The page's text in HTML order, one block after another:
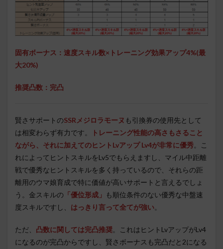
固有ボーナス：速度スキル数×トレーニング効果アップ4%(最
大20%)
推奨凸数：完凸
賢さサポートのSSRメジロラモーヌ も引換券の使用先として
は相変わらず有力です。
トレーニング性能の高さもさること
ながら、それに加えてのヒントLvアップ Lv4が非常に優秀。こ
れによってヒントスキルをLv5でもらえますし、マイル中距離
戦で優秀なヒントスキルを多く持っているので、それらの距
離用のウマ娘育成で特に価値が高いサポートと言えるでしょ
う。金スキルの 「優位形成」
も順位条件のない優秀な中盤速
度スキルですし、 はっきり言って全てが強い。
ただ、 凸数に関しては完凸推奨。これはヒントLvアップがLv4
になるのが完凸からですし、賢さボーナスも完凸だと2になる